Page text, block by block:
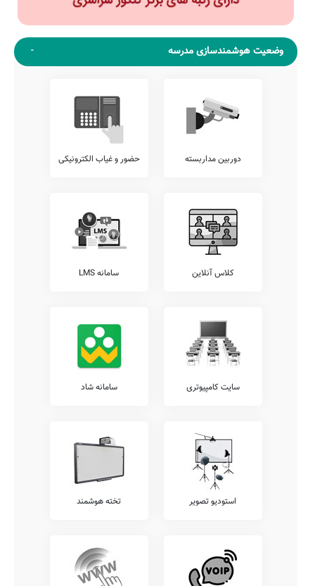
وضعیت هوشمندسازی مدرسه
دوربین مداربسته حضور و غیاب الکترونیکی
کلاس آنلاین سامانه LMS
سایت کامپیوتری سامانه شاد
استودیو تصویر تخته هوشمند